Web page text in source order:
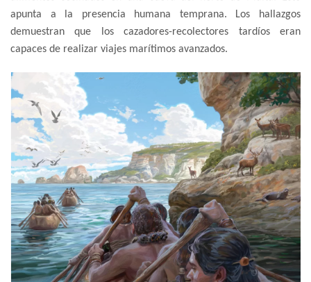
apunta a la presencia humana temprana. Los hallazgos
demuestran que los cazadores-recolectores tardíos eran
capaces de realizar viajes marítimos avanzados.